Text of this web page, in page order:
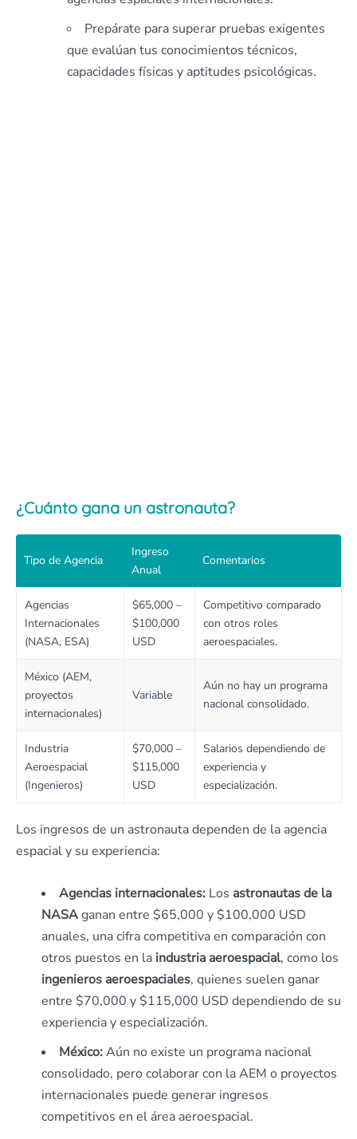
Prepárate para superar pruebas exigentes
que evalúan tus conocimientos técnicos,
capacidades físicas y aptitudes psicológicas.
¿Cuánto gana un astronauta?
Tipo de Agencia
Ingreso
Anual
Comentarios
Agencias
Internacionales
(NASA, ESA)
$65,000 –
$100,000
USD
Competitivo comparado
con otros roles
aeroespaciales.
México (AEM,
proyectos
internacionales)
Variable
Aún no hay un programa
nacional consolidado.
Industria
Aeroespacial
(Ingenieros)
$70,000 –
$115,000
USD
Salarios dependiendo de
experiencia y
especialización.
Los ingresos de un astronauta dependen de la agencia
espacial y su experiencia:
Agencias internacionales: Los astronautas de la
NASAganan entre $65,000 y $100,000 USD
anuales, una cifra competitiva en comparación con
otros puestos en la industria aeroespacial, como los
ingenieros aeroespaciales, quienes suelen ganar
entre $70,000 y $115,000 USD dependiendo de su
experiencia y especialización.
México:Aún no existe un programa nacional
consolidado, pero colaborar con la AEM o proyectos
internacionales puede generar ingresos
competitivos en el área aeroespacial.